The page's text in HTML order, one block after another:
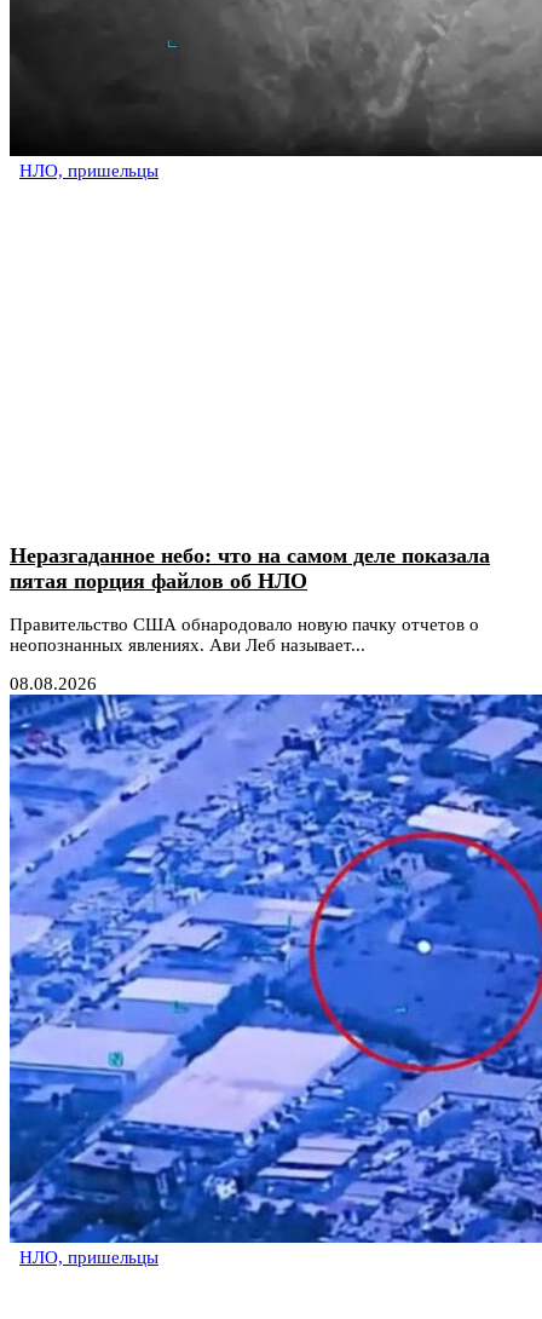
НЛО, пришельцы
Неразгаданное небо: что на самом деле показала
пятая порция файлов об НЛО
Правительство США обнародовало новую пачку отчетов о
неопознанных явлениях. Ави Леб называет...
08.08.2026
НЛО, пришельцы